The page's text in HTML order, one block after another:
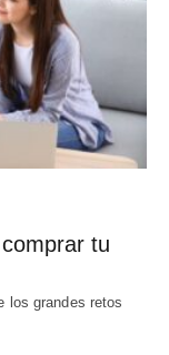
tu
los grandes retos